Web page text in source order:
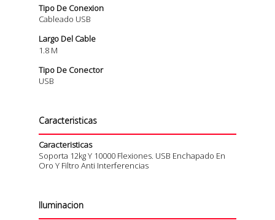
Tipo De Conexion
Cableado USB
Largo Del Cable
1.8 M
Tipo De Conector
USB
Caracteristicas
Caracteristicas
Soporta 12kg Y 10000 Flexiones. USB Enchapado En
Oro Y Filtro Anti Interferencias
Iluminacion